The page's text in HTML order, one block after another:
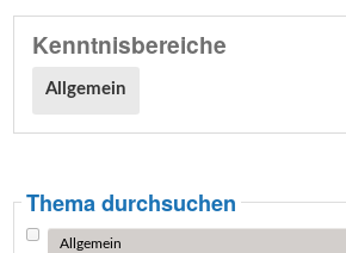
Kenntnisbereiche
Allgemein
Thema durchsuchen
Allgemein